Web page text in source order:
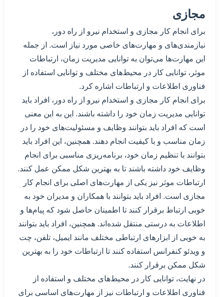
مجازی
برای انجام کار مجازی و استخدام نیرو از راه دور،
نیازمندی‌های و مهارت‌های خاصی مورد نیاز است. از جمله
این مهارت‌ها می‌توان به توانایی مدیریت زمان، ارتباطات
موثر، توانایی کار در محیط‌های مختلف و توانایی استفاده از
فناوری اطلاعات و ارتباطات اشاره کرد.
برای انجام کار مجازی و استخدام نیرو از راه دور، افراد باید
توانایی مدیریت زمان خود را داشته باشند. این به این معنی
است که افراد باید بتوانند وظایف و مسئولیت‌های خود را در
زمان مناسب و با کیفیت انجام دهند. همچنین، این افراد باید
بتوانند با تنظیم زمان خود، برنامه‌ریزی مناسبی برای انجام
وظایف خود داشته باشند تا به بهترین شکل ممکن عمل کنند.
ارتباطات موثر نیز یکی از مهارت‌های اصلی برای انجام کار
مجازی است. افراد باید بتوانند با همکاران و مدیران خود به
خوبی ارتباط برقرار کنند تا اطمینان حاصل شود که پیام‌ها و
اطلاعات به درستی منتقل شده‌اند. همچنین، افراد باید بتوانند
به خوبی از ابزارهای ارتباطی مختلف مانند ایمیل، تلفن، چت
و ویدئو کنفرانس استفاده کنند تا ارتباطات خود را به بهترین
شکل ممکن برقرار کنند.
در نهایت، توانایی کار در محیط‌های مختلف و استفاده از
فناوری اطلاعات و ارتباطات نیز از مهارت‌های اساسی برای